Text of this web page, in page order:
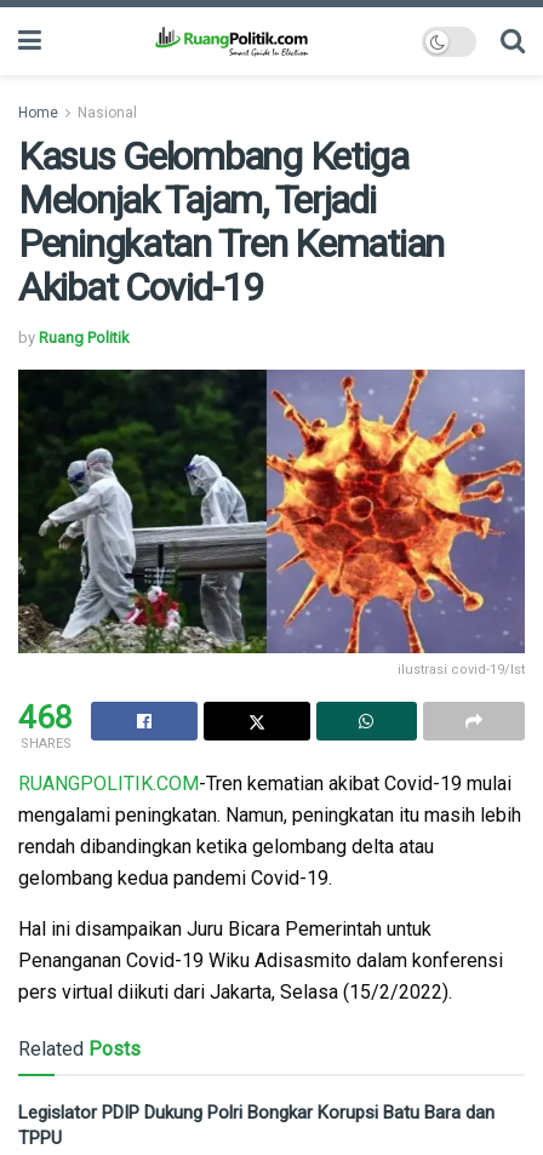
Home Nasional
Kasus Gelombang Ketiga
Melonjak Tajam, Terjadi
Peningkatan Tren Kematian
Akibat Covid-19
by Ruang Politik
ilustrasi covid-19/Ist
468
SHARES
RUANGPOLITIK.COM-Tren kematian akibat Covid-19 mulai
mengalami peningkatan. Namun, peningkatan itu masih lebih
rendah dibandingkan ketika gelombang delta atau
gelombang kedua pandemi Covid-19.
Hal ini disampaikan Juru Bicara Pemerintah untuk
Penanganan Covid-19 Wiku Adisasmito dalam konferensi
pers virtual diikuti dari Jakarta, Selasa (15/2/2022).
Related Posts
Legislator PDIP Dukung Polri Bongkar Korupsi Batu Bara dan
TPPU